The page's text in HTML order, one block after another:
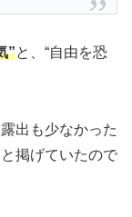
”と、“自由を恐
出も少なかった
掲げていたので